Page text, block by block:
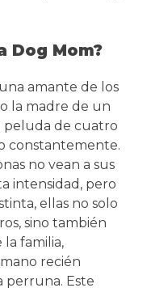
Dog Mom?
amante de los
la madre de un
de cuatro
constantemente.
no vean a sus
intensidad, pero
ellas no solo
sino también
la familia,
recién
perruna. Este